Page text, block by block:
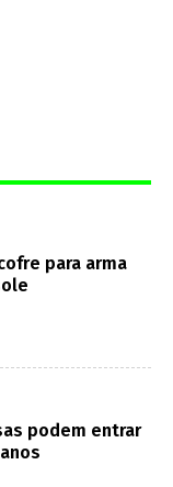
para arma
podem entrar